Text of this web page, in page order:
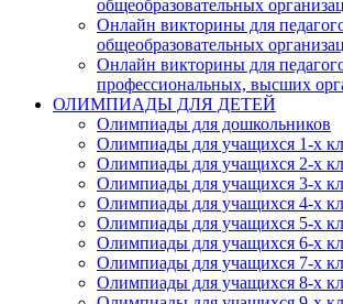
общеобразовательных
Онлайн викторины для
общеобразовательных
Онлайн викторины для
профессиональных, высших
ОЛИМПИАДЫ ДЛЯ ДЕТЕЙ
Олимпиады для дошкольников
Олимпиады для учащихся 1-х
Олимпиады для учащихся 2-х
Олимпиады для учащихся 3-х
Олимпиады для учащихся 4-х
Олимпиады для учащихся 5-х
Олимпиады для учащихся 6-х
Олимпиады для учащихся 7-х
Олимпиады для учащихся 8-х